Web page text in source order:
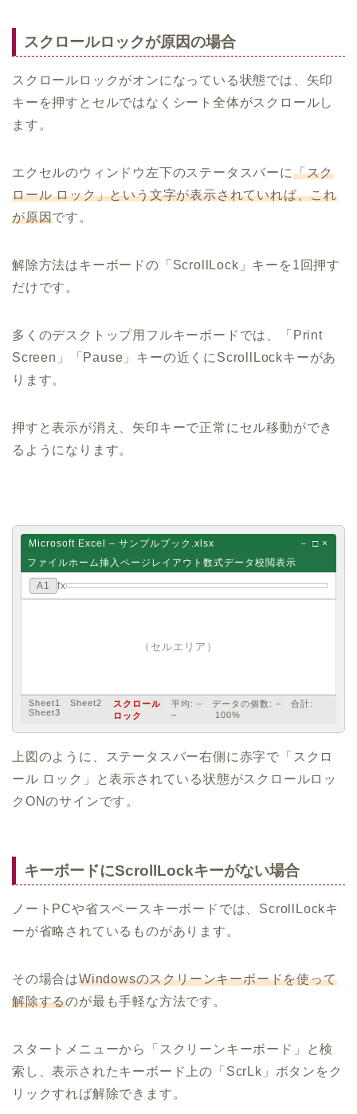
スクロールロックが原因の場合
スクロールロックがオンになっている状態では、矢印
キーを押すとセルではなくシート全体がスクロールし
ます。
エクセルのウィンドウ左下のステータスバーに「スク
ロール ロック」という文字が表示されていれば、これ
が原因です。
解除方法はキーボードの「ScrollLock」キーを1回押す
だけです。
多くのデスクトップ用フルキーボードでは、「Print
Screen」「Pause」キーの近くにScrollLockキーがあ
ります。
押すと表示が消え、矢印キーで正常にセル移動ができ
るようになります。
Microsoft Excel – サンプルブック.xlsx
－ □ ×
ファイルホーム挿入 ページレイアウト 数式データ 校閲表示
A1 fx
（セルエリア）
Sheet1 Sheet2
Sheet3
スクロール
ロック
平均: – データの個数: – 合計:
– 100%
上図のように、ステータスバー右側に赤字で「スクロ
ール ロック」と表示されている状態がスクロールロッ
クONのサインです。
キーボードにScrollLockキーがない場合
ノートPCや省スペースキーボードでは、ScrollLockキ
ーが省略されているものがあります。
その場合はWindowsのスクリーンキーボードを使って
解除するのが最も手軽な方法です。
スタートメニューから「スクリーンキーボード」と検
索し、表示されたキーボード上の「ScrLk」ボタンをク
リックすれば解除できます。